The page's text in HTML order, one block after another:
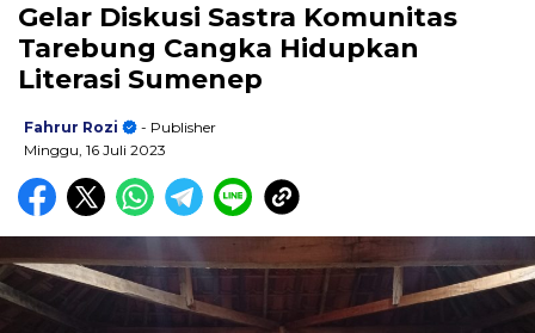
Gelar Diskusi Sastra Komunitas
Tarebung Cangka Hidupkan
Literasi Sumenep
Fahrur Rozi
- Publisher
Minggu, 16 Juli 2023